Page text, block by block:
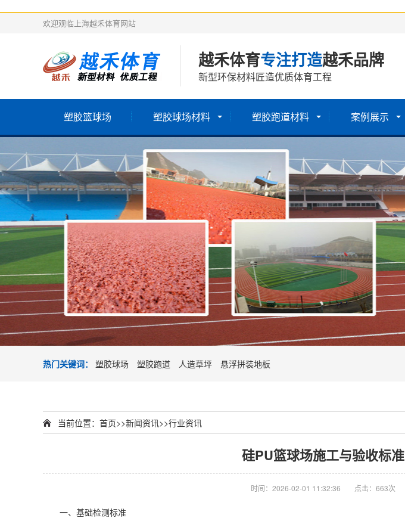
欢迎观临上海越禾体育网站
越禾体育专注打造越禾品牌
新型环保材料匠造优质体育工程
塑胶篮球场 塑胶球场材料 塑胶跑道材料 案例展示
热门关键词： 塑胶球场 塑胶跑道 人造草坪 悬浮拼装地板
当前位置： 首页>>新闻资讯>>行业资讯
硅PU篮球场施工与验收标准
时间：2026-02-01 11:32:36 点击：663次
一、基础检测标准